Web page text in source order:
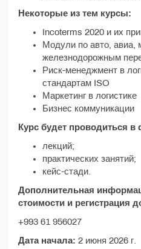
Некоторые из тем курсы:
Incoterms 2020 и их
Модули по авто, авиа,
железнодорожным
Риск-менеджмент в
стандартам ISO
Маркетинг в логистике
Бизнес коммуникации
Курс будет проводиться в
лекций;
практических занятий;
кейс-стади.
Дополнительная
стоимости и регистрация
+993 61 956027
Дата начала: 2 июня 2026 г.